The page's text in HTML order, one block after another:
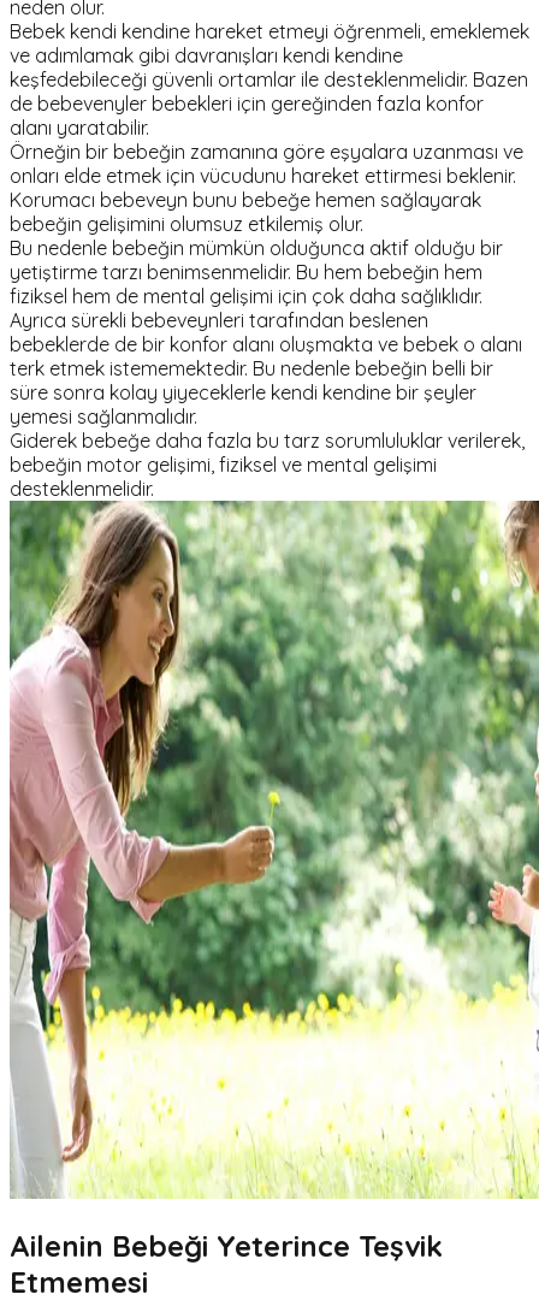
neden olur.
Bebek kendi kendine hareket etmeyi öğrenmeli, emeklemek
ve adımlamak gibi davranışları kendi kendine
keşfedebileceği güvenli ortamlar ile desteklenmelidir. Bazen
de bebevenyler bebekleri için gereğinden fazla konfor
alanı yaratabilir.
Örneğin bir bebeğin zamanına göre eşyalara uzanması ve
onları elde etmek için vücudunu hareket ettirmesi beklenir.
Korumacı bebeveyn bunu bebeğe hemen sağlayarak
bebeğin gelişimini olumsuz etkilemiş olur.
Bu nedenle bebeğin mümkün olduğunca aktif olduğu bir
yetiştirme tarzı benimsenmelidir. Bu hem bebeğin hem
fiziksel hem de mental gelişimi için çok daha sağlıklıdır.
Ayrıca sürekli bebeveynleri tarafından beslenen
bebeklerde de bir konfor alanı oluşmakta ve bebek o alanı
terk etmek istememektedir. Bu nedenle bebeğin belli bir
süre sonra kolay yiyeceklerle kendi kendine bir şeyler
yemesi sağlanmalıdır.
Giderek bebeğe daha fazla bu tarz sorumluluklar verilerek,
bebeğin motor gelişimi, fiziksel ve mental gelişimi
desteklenmelidir.
Ailenin Bebeği Yeterince Teşvik
Etmemesi